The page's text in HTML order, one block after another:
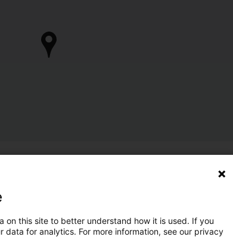
on this site to better understand how it is used. If you
data for analytics. For more information, see our privacy